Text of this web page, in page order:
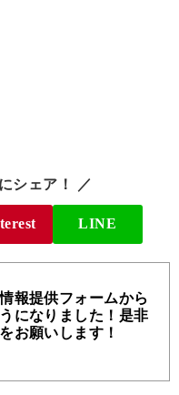
シェア！ ／
LINE
報提供フォームから
になりました！是非
お願いします！